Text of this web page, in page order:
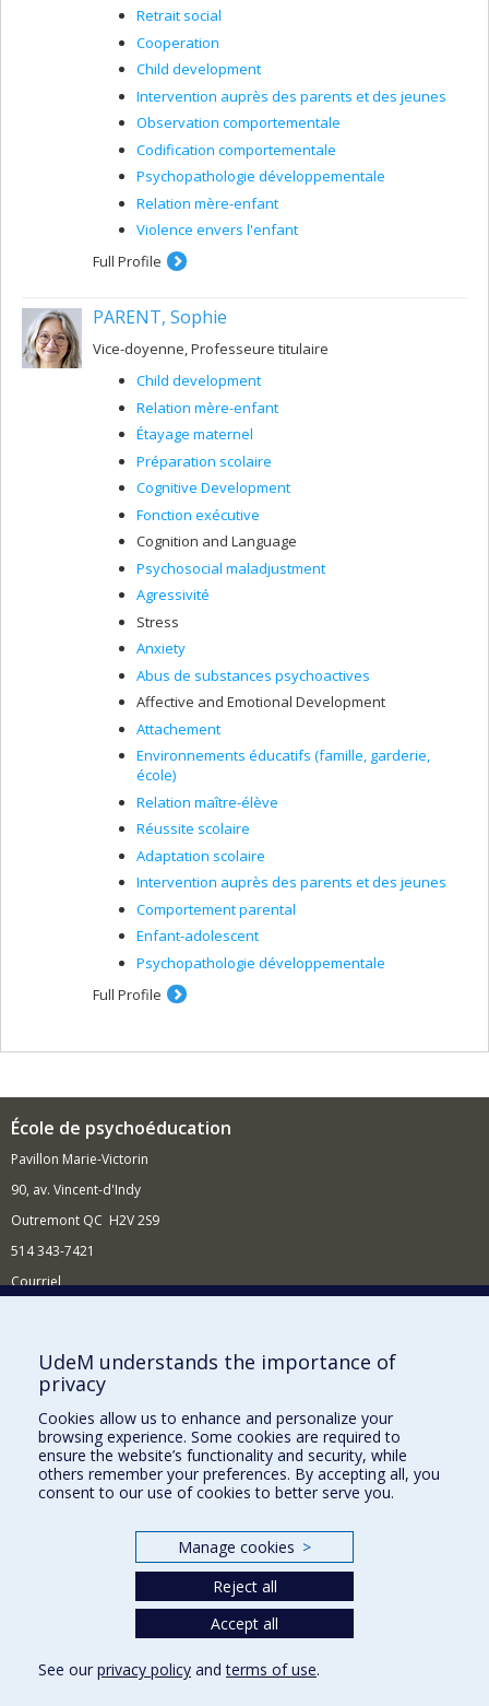
Retrait social
Cooperation
Child development
Intervention auprès des parents et des jeunes
Observation comportementale
Codification comportementale
Psychopathologie développementale
Relation mère-enfant
Violence envers l'enfant
Full Profile
PARENT, Sophie
Vice-doyenne, Professeure titulaire
Child development
Relation mère-enfant
Étayage maternel
Préparation scolaire
Cognitive Development
Fonction exécutive
Cognition and Language
Psychosocial maladjustment
Agressivité
Stress
Anxiety
Abus de substances psychoactives
Affective and Emotional Development
Attachement
Environnements éducatifs (famille, garderie,
école)
Relation maître-élève
Réussite scolaire
Adaptation scolaire
Intervention auprès des parents et des jeunes
Comportement parental
Enfant-adolescent
Psychopathologie développementale
Full Profile
École de psychoéducation
Pavillon Marie-Victorin
90, av. Vincent-d'Indy
Outremont QC H2V 2S9
514 343-7421
Courriel
Comment soutenir l'École?
BESOIN D'AIDE?
Plan du site
Signaler une erreur
Accessibilité
Nos départements et écoles
UdeM understands the importance of
privacy
Cookies allow us to enhance and personalize your
browsing experience. Some cookies are required to
ensure the website’s functionality and security, while
others remember your preferences. By accepting all, you
consent to our use of cookies to better serve you.
Manage cookies >
Reject all
Accept all
See our privacy policy andterms of use.